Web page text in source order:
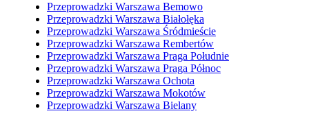
Przeprowadzki Warszawa Bemowo
Przeprowadzki Warszawa Białołęka
Przeprowadzki Warszawa Śródmieście
Przeprowadzki Warszawa Rembertów
Przeprowadzki Warszawa Praga Południe
Przeprowadzki Warszawa Praga Północ
Przeprowadzki Warszawa Ochota
Przeprowadzki Warszawa Mokotów
Przeprowadzki Warszawa Bielany